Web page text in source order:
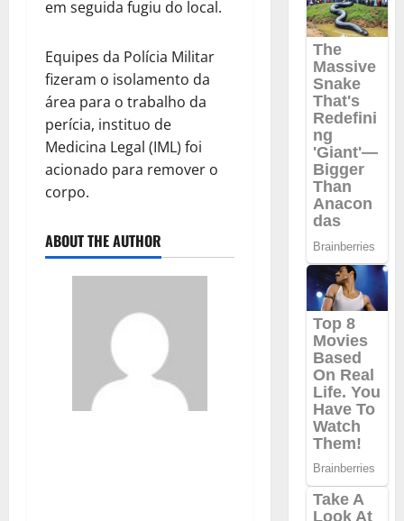
em seguida fugiu do local.
Equipes da Polícia Militar
fizeram o isolamento da
área para o trabalho da
perícia, instituo de
Medicina Legal (IML) foi
acionado para remover o
corpo.
ABOUT THE AUTHOR